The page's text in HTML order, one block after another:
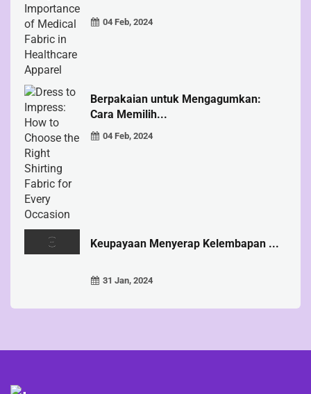
04 Feb, 2024
Berpakaian untuk Mengagumkan:
Cara Memilih...
04 Feb, 2024
Keupayaan Menyerap Kelembapan ...
31 Jan, 2024